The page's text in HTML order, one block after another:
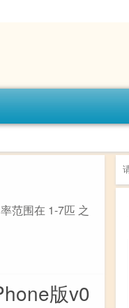
范围在 1-7匹 之
版v0